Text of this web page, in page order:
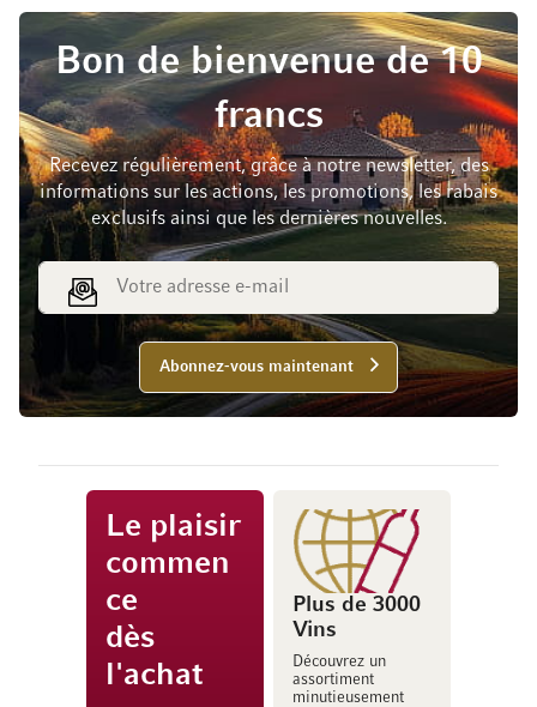
Bon de bienvenue de 10
francs
Recevez régulièrement, grâce à notre newsletter, des
informations sur les actions, les promotions, les rabais
exclusifs ainsi que les dernières nouvelles.
Adresse e-mail
Abonnez-vous maintenant
Le plaisir
commen
ce
dès
l'achat
Plus de 3000
Vins
Découvrez un
assortiment
minutieusement